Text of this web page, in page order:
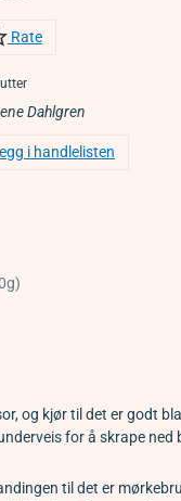
Rate
Dahlgren
i handlelisten
og kjør til det er godt
for å skrape ned
til det er